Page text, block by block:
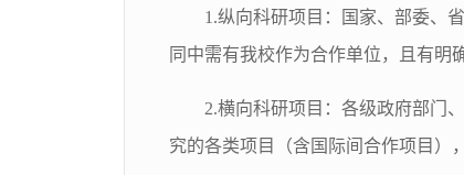
1.纵向科研项目：国家、部委、
同中需有我校作为合作单位，且有明
2.横向科研项目：各级政府部门
究的各类项目（含国际间合作项目）